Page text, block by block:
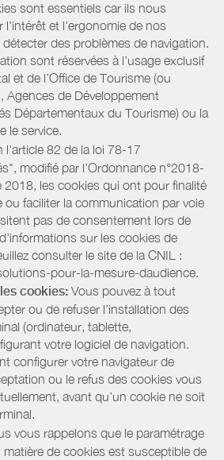
sont essentiels car ils nous
l'intérêt et l'ergonomie de nos
des problèmes de navigation.
sont réservées à l’usage exclusif
et de l’Office de Tourisme (ou
Agences de Développement
Départementaux du Tourisme) ou la
le service.
l'article 82 de la loi 78-17
modifié par l'Ordonnance n°2018-
les cookies qui ont pour finalité
ou faciliter la communication par voie
pas de consentement lors de
sur les cookies de
consulter le site de la CNIL :
pour-la-mesure-daudience.
cookies: Vous pouvez à tout
ou de refuser l’installation des
(ordinateur, tablette,
votre logiciel de navigation.
configurer votre navigateur de
ou le refus des cookies vous
avant qu’un cookie ne soit
vous rappelons que le paramétrage
de cookies est susceptible de